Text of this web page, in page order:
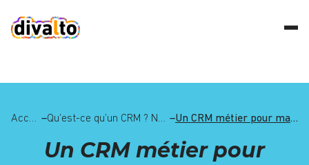
Accueil – Qu’est-ce qu’un CRM ? Notre guide complet sur les logiciels CRM. – Un CRM métier pour marketing, commerciaux et techniciens
Un CRM métier pour